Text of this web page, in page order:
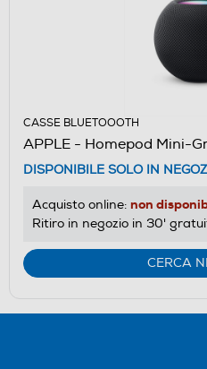
CASSE BLUETOOOTH
APPLE - Homepod Mini-
DISPONIBILE SOLO IN
Acquisto online: non
Ritiro in negozio in 30'
CERCA